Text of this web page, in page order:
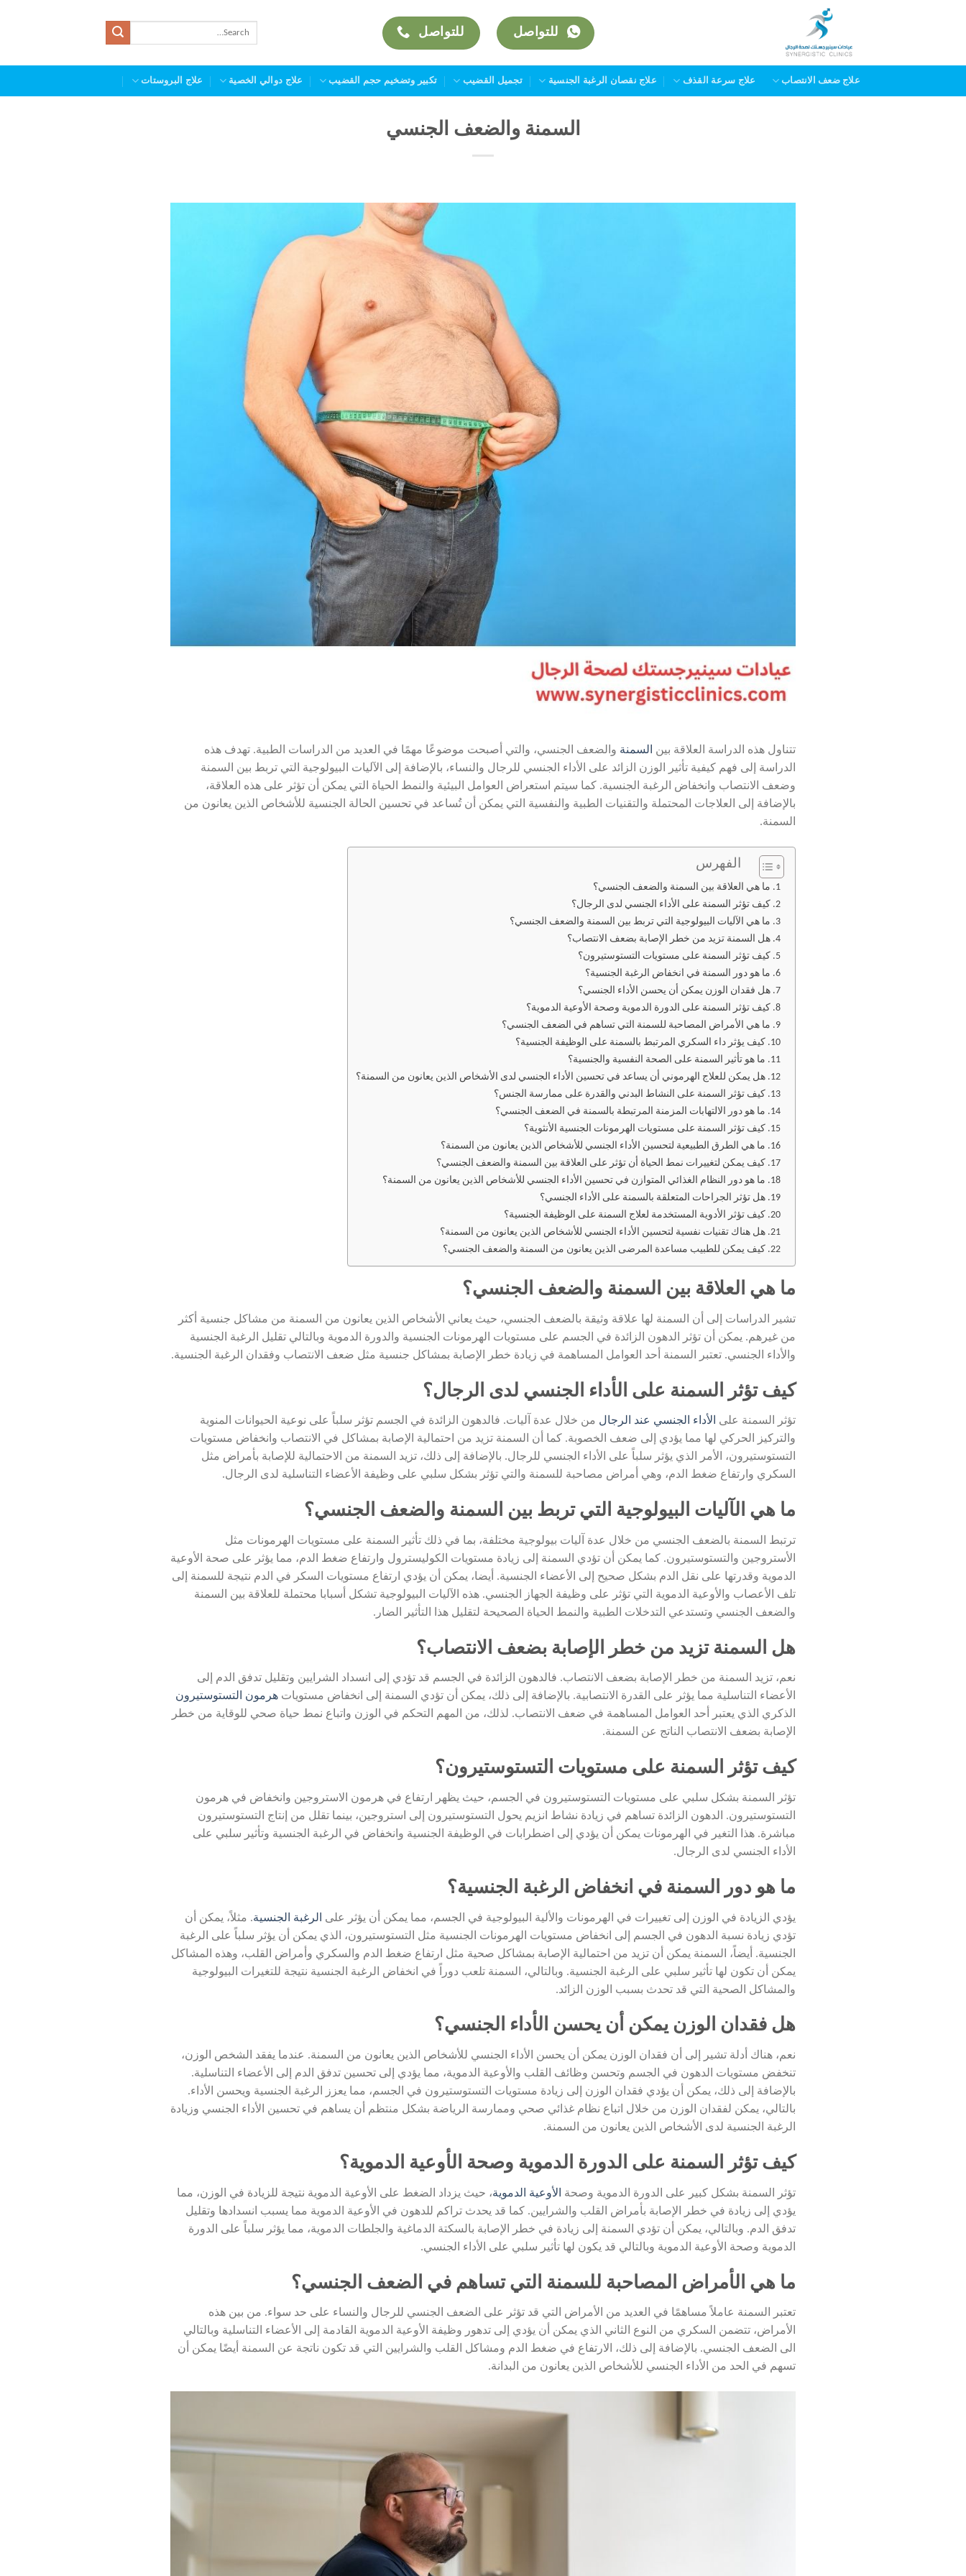
للتواصل للتواصل
علاج ضعف الانتصاب علاج سرعة القذف علاج نقصان الرغبة الجنسية تجميل القضيب تكبير وتضخيم حجم القضيب علاج دوالي الخصية علاج البروستات
السمنة والضعف الجنسي
تتناول هذه الدراسة العلاقة بين السمنة والضعف الجنسي، والتي أصبحت موضوعًا مهمًا في العديد من الدراسات الطبية. تهدف هذه
الدراسة إلى فهم كيفية تأثير الوزن الزائد على الأداء الجنسي للرجال والنساء، بالإضافة إلى الآليات البيولوجية التي تربط بين السمنة
وضعف الانتصاب وانخفاض الرغبة الجنسية. كما سيتم استعراض العوامل البيئية والنمط الحياة التي يمكن أن تؤثر على هذه العلاقة،
بالإضافة إلى العلاجات المحتملة والتقنيات الطبية والنفسية التي يمكن أن تُساعد في تحسين الحالة الجنسية للأشخاص الذين يعانون من
السمنة.
الفهرس
ما هي العلاقة بين السمنة والضعف الجنسي؟
كيف تؤثر السمنة على الأداء الجنسي لدى الرجال؟
ما هي الآليات البيولوجية التي تربط بين السمنة والضعف الجنسي؟
هل السمنة تزيد من خطر الإصابة بضعف الانتصاب؟
كيف تؤثر السمنة على مستويات التستوستيرون؟
ما هو دور السمنة في انخفاض الرغبة الجنسية؟
هل فقدان الوزن يمكن أن يحسن الأداء الجنسي؟
كيف تؤثر السمنة على الدورة الدموية وصحة الأوعية الدموية؟
ما هي الأمراض المصاحبة للسمنة التي تساهم في الضعف الجنسي؟
كيف يؤثر داء السكري المرتبط بالسمنة على الوظيفة الجنسية؟
ما هو تأثير السمنة على الصحة النفسية والجنسية؟
هل يمكن للعلاج الهرموني أن يساعد في تحسين الأداء الجنسي لدى الأشخاص الذين يعانون من السمنة؟
كيف تؤثر السمنة على النشاط البدني والقدرة على ممارسة الجنس؟
ما هو دور الالتهابات المزمنة المرتبطة بالسمنة في الضعف الجنسي؟
كيف تؤثر السمنة على مستويات الهرمونات الجنسية الأنثوية؟
ما هي الطرق الطبيعية لتحسين الأداء الجنسي للأشخاص الذين يعانون من السمنة؟
كيف يمكن لتغييرات نمط الحياة أن تؤثر على العلاقة بين السمنة والضعف الجنسي؟
ما هو دور النظام الغذائي المتوازن في تحسين الأداء الجنسي للأشخاص الذين يعانون من السمنة؟
هل تؤثر الجراحات المتعلقة بالسمنة على الأداء الجنسي؟
كيف تؤثر الأدوية المستخدمة لعلاج السمنة على الوظيفة الجنسية؟
هل هناك تقنيات نفسية لتحسين الأداء الجنسي للأشخاص الذين يعانون من السمنة؟
كيف يمكن للطبيب مساعدة المرضى الذين يعانون من السمنة والضعف الجنسي؟
ما هي العلاقة بين السمنة والضعف الجنسي؟
تشير الدراسات إلى أن السمنة لها علاقة وثيقة بالضعف الجنسي، حيث يعاني الأشخاص الذين يعانون من السمنة من مشاكل جنسية أكثر
من غيرهم. يمكن أن تؤثر الدهون الزائدة في الجسم على مستويات الهرمونات الجنسية والدورة الدموية وبالتالي تقليل الرغبة الجنسية
والأداء الجنسي. تعتبر السمنة أحد العوامل المساهمة في زيادة خطر الإصابة بمشاكل جنسية مثل ضعف الانتصاب وفقدان الرغبة الجنسية.
كيف تؤثر السمنة على الأداء الجنسي لدى الرجال؟
تؤثر السمنة على الأداء الجنسي عند الرجال من خلال عدة آليات. فالدهون الزائدة في الجسم تؤثر سلباً على نوعية الحيوانات المنوية
والتركيز الحركي لها مما يؤدي إلى ضعف الخصوبة. كما أن السمنة تزيد من احتمالية الإصابة بمشاكل في الانتصاب وانخفاض مستويات
التستوستيرون، الأمر الذي يؤثر سلباً على الأداء الجنسي للرجال. بالإضافة إلى ذلك، تزيد السمنة من الاحتمالية للإصابة بأمراض مثل
السكري وارتفاع ضغط الدم، وهي أمراض مصاحبة للسمنة والتي تؤثر بشكل سلبي على وظيفة الأعضاء التناسلية لدى الرجال.
ما هي الآليات البيولوجية التي تربط بين السمنة والضعف الجنسي؟
ترتبط السمنة بالضعف الجنسي من خلال عدة آليات بيولوجية مختلفة، بما في ذلك تأثير السمنة على مستويات الهرمونات مثل
الأستروجين والتستوستيرون. كما يمكن أن تؤدي السمنة إلى زيادة مستويات الكوليسترول وارتفاع ضغط الدم، مما يؤثر على صحة الأوعية
الدموية وقدرتها على نقل الدم بشكل صحيح إلى الأعضاء الجنسية. أيضا، يمكن أن يؤدي ارتفاع مستويات السكر في الدم نتيجة للسمنة إلى
تلف الأعصاب والأوعية الدموية التي تؤثر على وظيفة الجهاز الجنسي. هذه الآليات البيولوجية تشكل أسبابا محتملة للعلاقة بين السمنة
والضعف الجنسي وتستدعي التدخلات الطبية والنمط الحياة الصحيحة لتقليل هذا التأثير الضار.
هل السمنة تزيد من خطر الإصابة بضعف الانتصاب؟
نعم، تزيد السمنة من خطر الإصابة بضعف الانتصاب. فالدهون الزائدة في الجسم قد تؤدي إلى انسداد الشرايين وتقليل تدفق الدم إلى
الأعضاء التناسلية مما يؤثر على القدرة الانتصابية. بالإضافة إلى ذلك، يمكن أن تؤدي السمنة إلى انخفاض مستويات هرمون التستوستيرون
الذكري الذي يعتبر أحد العوامل المساهمة في ضعف الانتصاب. لذلك، من المهم التحكم في الوزن واتباع نمط حياة صحي للوقاية من خطر
الإصابة بضعف الانتصاب الناتج عن السمنة.
كيف تؤثر السمنة على مستويات التستوستيرون؟
تؤثر السمنة بشكل سلبي على مستويات التستوستيرون في الجسم، حيث يظهر ارتفاع في هرمون الاستروجين وانخفاض في هرمون
التستوستيرون. الدهون الزائدة تساهم في زيادة نشاط انزيم يحول التستوستيرون إلى استروجين، بينما تقلل من إنتاج التستوستيرون
مباشرة. هذا التغير في الهرمونات يمكن أن يؤدي إلى اضطرابات في الوظيفة الجنسية وانخفاض في الرغبة الجنسية وتأثير سلبي على
الأداء الجنسي لدى الرجال.
ما هو دور السمنة في انخفاض الرغبة الجنسية؟
يؤدي الزيادة في الوزن إلى تغييرات في الهرمونات والألية البيولوجية في الجسم، مما يمكن أن يؤثر على الرغبة الجنسية. مثلاً، يمكن أن
تؤدي زيادة نسبة الدهون في الجسم إلى انخفاض مستويات الهرمونات الجنسية مثل التستوستيرون، الذي يمكن أن يؤثر سلباً على الرغبة
الجنسية. أيضاً، السمنة يمكن أن تزيد من احتمالية الإصابة بمشاكل صحية مثل ارتفاع ضغط الدم والسكري وأمراض القلب، وهذه المشاكل
يمكن أن تكون لها تأثير سلبي على الرغبة الجنسية. وبالتالي، السمنة تلعب دوراً في انخفاض الرغبة الجنسية نتيجة للتغيرات البيولوجية
والمشاكل الصحية التي قد تحدث بسبب الوزن الزائد.
هل فقدان الوزن يمكن أن يحسن الأداء الجنسي؟
نعم، هناك أدلة تشير إلى أن فقدان الوزن يمكن أن يحسن الأداء الجنسي للأشخاص الذين يعانون من السمنة. عندما يفقد الشخص الوزن،
تنخفض مستويات الدهون في الجسم وتحسن وظائف القلب والأوعية الدموية، مما يؤدي إلى تحسين تدفق الدم إلى الأعضاء التناسلية.
بالإضافة إلى ذلك، يمكن أن يؤدي فقدان الوزن إلى زيادة مستويات التستوستيرون في الجسم، مما يعزز الرغبة الجنسية ويحسن الأداء.
بالتالي، يمكن لفقدان الوزن من خلال اتباع نظام غذائي صحي وممارسة الرياضة بشكل منتظم أن يساهم في تحسين الأداء الجنسي وزيادة
الرغبة الجنسية لدى الأشخاص الذين يعانون من السمنة.
كيف تؤثر السمنة على الدورة الدموية وصحة الأوعية الدموية؟
تؤثر السمنة بشكل كبير على الدورة الدموية وصحة الأوعية الدموية، حيث يزداد الضغط على الأوعية الدموية نتيجة للزيادة في الوزن، مما
يؤدي إلى زيادة في خطر الإصابة بأمراض القلب والشرايين. كما قد يحدث تراكم للدهون في الأوعية الدموية مما يسبب انسدادها وتقليل
تدفق الدم. وبالتالي، يمكن أن تؤدي السمنة إلى زيادة في خطر الإصابة بالسكتة الدماغية والجلطات الدموية، مما يؤثر سلباً على الدورة
الدموية وصحة الأوعية الدموية وبالتالي قد يكون لها تأثير سلبي على الأداء الجنسي.
ما هي الأمراض المصاحبة للسمنة التي تساهم في الضعف الجنسي؟
تعتبر السمنة عاملاً مساهمًا في العديد من الأمراض التي قد تؤثر على الضعف الجنسي للرجال والنساء على حد سواء. من بين هذه
الأمراض، تتضمن السكري من النوع الثاني الذي يمكن أن يؤدي إلى تدهور وظيفة الأوعية الدموية القادمة إلى الأعضاء التناسلية وبالتالي
الى الضعف الجنسي. بالإضافة إلى ذلك، الارتفاع في ضغط الدم ومشاكل القلب والشرايين التي قد تكون ناتجة عن السمنة أيضًا يمكن أن
تسهم في الحد من الأداء الجنسي للأشخاص الذين يعانون من البدانة.